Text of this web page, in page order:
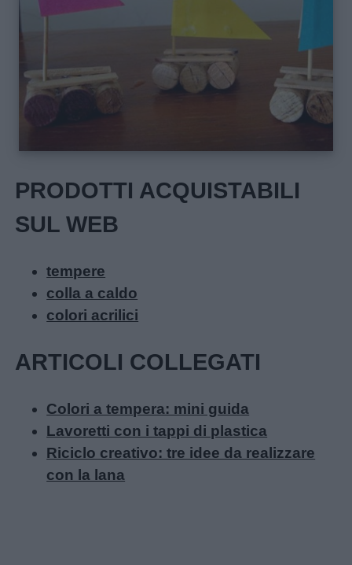
PRODOTTI ACQUISTABILI
SUL WEB
tempere
colla a caldo
colori acrilici
ARTICOLI COLLEGATI
Colori a tempera: mini guida
Lavoretti con i tappi di plastica
Riciclo creativo: tre idee da realizzare
con la lana